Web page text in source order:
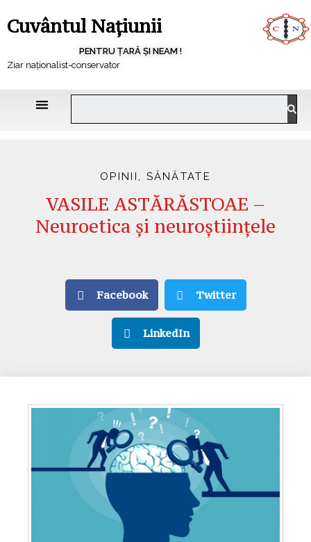
Cuvântul Națiunii
PENTRU ȚARĂ ȘI NEAM !
Ziar naționalist-conservator
OPINII, SĂNĂTATE
VASILE ASTĂRĂSTOAE –
Neuroetica și neuroștiințele
Facebook Twitter
LinkedIn